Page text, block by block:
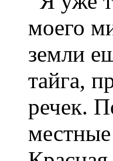
моего
земли
тайга,
речек.